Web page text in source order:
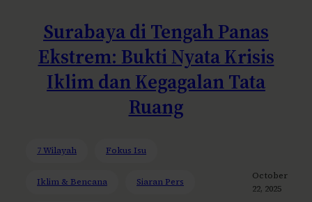
Surabaya di Tengah Panas
Ekstrem: Bukti Nyata Krisis
Iklim dan Kegagalan Tata
Ruang
7 Wilayah Fokus Isu
Iklim & Bencana Siaran Pers
October
22, 2025